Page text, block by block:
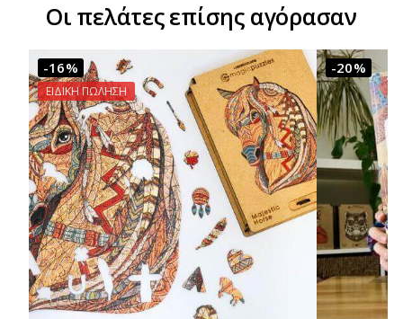
Οι πελάτες επίσης αγόρασαν
-16%
ΕΙΔΙΚΗ ΠΩΛΗΣΗ
-20%